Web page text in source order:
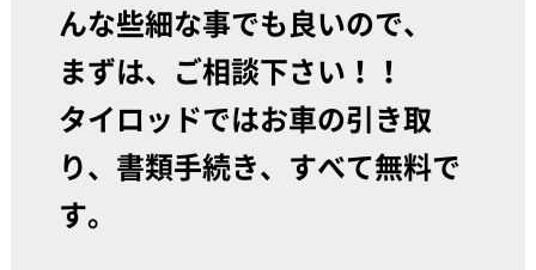
んな些細な事でも良いので、
まずは、ご相談下さい！！
タイロッドではお車の引き取
り、書類手続き、すべて無料で
す。